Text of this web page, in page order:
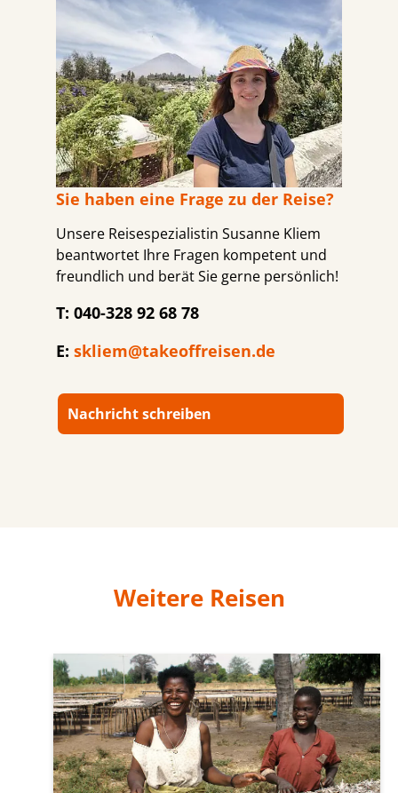
Sie haben eine Frage zu der Reise?
Unsere Reisespezialistin Susanne Kliem
beantwortet Ihre Fragen kompetent und
freundlich und berät Sie gerne persönlich!
T: 040-328 92 68 78
E: skliem@takeoffreisen.de
Nachricht schreiben
Weitere Reisen